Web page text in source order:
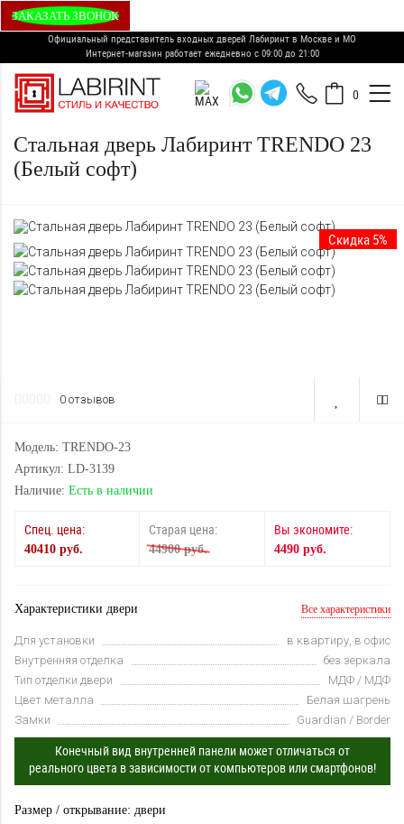
ЗАКАЗАТЬ ЗВОНОК
Официальный представитель входных дверей Лабиринт в Москве и МО
Интернет-магазин работает ежедневно с 09:00 до 21:00
0
Стальная дверь Лабиринт TRENDO 23
(Белый софт)
Скидка 5%
0 отзывов
Модель: TRENDO-23
Артикул: LD-3139
Наличие: Есть в наличии
Спец. цена:
40410 руб.
Старая цена:
44900 руб.
Вы экономите:
4490 руб.
Характеристики двери Все характеристики
Для установки
в квартиру, в офис
Внутренняя отделка
без зеркала
Тип отделки двери
МДФ / МДФ
Цвет металла
Белая шагрень
Замки
Guardian / Border
Конечный вид внутренней панели может отличаться от
реального цвета в зависимости от компьютеров или смартфонов!
Размер / открывание: двери